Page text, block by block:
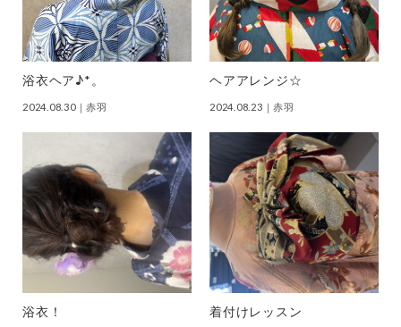
浴衣ヘア♪*。
2024.08.30｜赤羽
ヘアアレンジ☆
2024.08.23 ｜赤羽
浴衣！ 着付けレッスン